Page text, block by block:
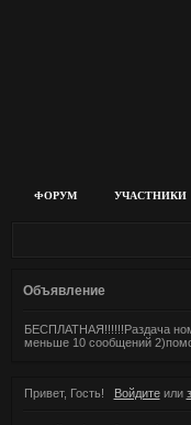
ФОРУМ УЧАСТНИКИ
Объявление
БЕСПЛАТНАЯ!!!!!!Раздача
меньше 10 сообщений
Привет, Гость! Войдитеили